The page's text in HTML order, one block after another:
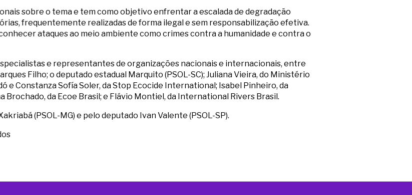
sobre o tema e tem como objetivo enfrentar a escalada de degradação
frequentemente realizadas de forma ilegal e sem responsabilização efetiva.
ataques ao meio ambiente como crimes contra a humanidade e contra o
e representantes de organizações nacionais e internacionais, entre
Filho; o deputado estadual Marquito (PSOL-SC); Juliana Vieira, do Ministério
e Constanza Sofía Soler, da Stop Ecocide International; Isabel Pinheiro, da
da Ecoe Brasil; e Flávio Montiel, da International Rivers Brasil.
(PSOL-MG) e pelo deputado Ivan Valente (PSOL-SP).